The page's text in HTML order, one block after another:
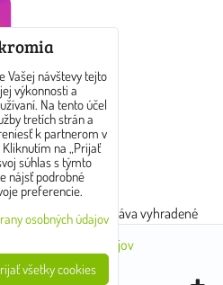
Všetky práva vyhradené
osobných údajov
Vašej návštevy tejto
výkonnosti a
Na tento účel
tretích strán a
k partnerom v
Kliknutím na „Prijať
súhlas s týmto
nájsť podrobné
preferencie.
osobných údajov
všetky cookies